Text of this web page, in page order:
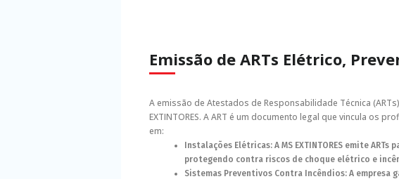
Emissão de ARTs Elétrico,
A emissão de Atestados de Responsabilidade Técnica
EXTINTORES. A ART é um documento legal que vincula os
em:
Instalações Elétricas: A MS EXTINTORES emite
protegendo contra riscos de choque elétrico e
Sistemas Preventivos Contra Incêndios: A